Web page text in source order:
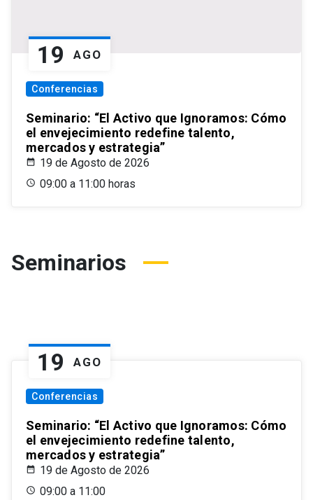
19 AGO
Conferencias
Seminario: “El Activo que Ignoramos: Cómo
el envejecimiento redefine talento,
mercados y estrategia”
19 de Agosto de 2026
09:00 a 11:00 horas
Seminarios
19 AGO
Conferencias
Seminario: “El Activo que Ignoramos: Cómo
el envejecimiento redefine talento,
mercados y estrategia”
19 de Agosto de 2026
09:00 a 11:00